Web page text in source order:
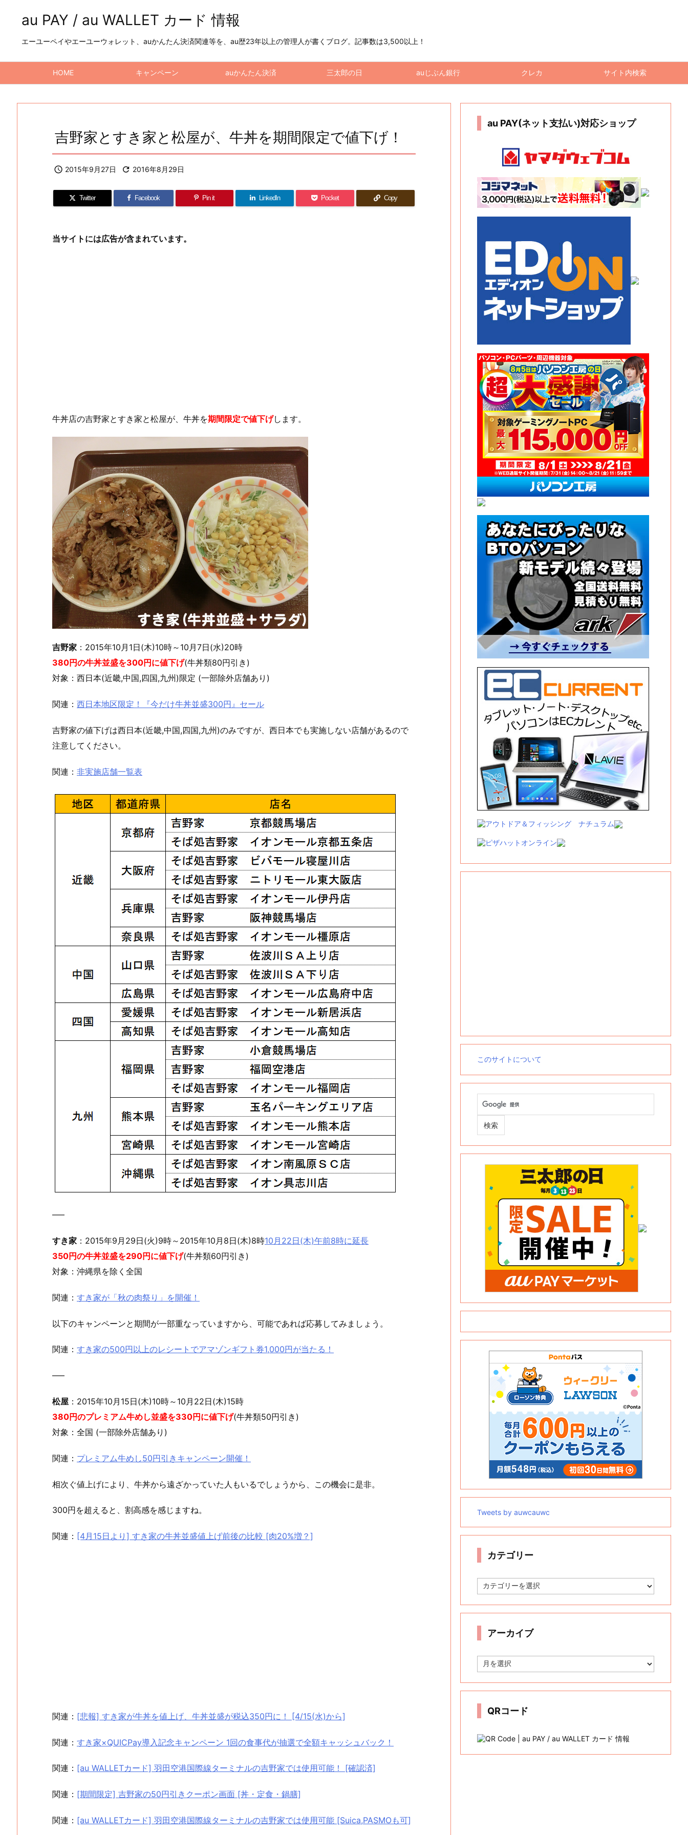
au PAY / au WALLET カード 情報
エーユーペイやエーユーウォレット、auかんたん決済関連等を、au歴23年以上の管理人が書くブログ。記事数は3,500以上！
HOME キャンペーン auかんたん決済 三太郎の日 auじぶん銀行 クレカ サイト内検索
吉野家とすき家と松屋が、牛丼を期間限定で値下げ！
 2015年9月27日  2016年8月29日
Twitter Facebook Pin it LinkedIn Pocket Copy
当サイトには広告が含まれています。
牛丼店の吉野家とすき家と松屋が、牛丼を期間限定で値下げします。
吉野家 ：2015年10月1日(木)10時～10月7日(水)20時
380円の牛丼並盛を300円に値下げ(牛丼類80円引き)
対象：西日本(近畿,中国,四国,九州)限定 (一部除外店舗あり)
関連： 西日本地区限定！『今だけ牛丼並盛300円』セール
吉野家の値下げは西日本(近畿,中国,四国,九州)のみですが、西日本でも実施しない店舗があるので
注意してください。
関連： 非実施店舗一覧表
—–
すき家 ：2015年9月29日(火)9時～ 2015年10月8日(木)8時10月22日(木)午前8時に延長
350円の牛丼並盛を290円に値下げ(牛丼類60円引き)
対象：沖縄県を除く全国
関連： すき家が「秋の肉祭り」を開催！
以下のキャンペーンと期間が一部重なっていますから、可能であれば応募してみましょう。
関連： すき家の500円以上のレシートでアマゾンギフト券1,000円が当たる！
—–
松屋 ：2015年10月15日(木)10時～10月22日(木)15時
380円のプレミアム牛めし並盛を330円に値下げ(牛丼類50円引き)
対象：全国 (一部除外店舗あり)
関連： プレミアム牛めし50円引きキャンペーン開催！
相次ぐ値上げにより、牛丼から遠ざかっていた人もいるでしょうから、この機会に是非。
300円を超えると、割高感を感じますね。
関連： [4月15日より] すき家の牛丼並盛値上げ前後の比較 [肉20%増？]
関連： [悲報] すき家が牛丼を値上げ、牛丼並盛が税込350円に！ [4/15(水)から]
関連： すき家×QUICPay導入記念キャンペーン 1回の食事代が抽選で全額キャッシュバック！
関連： [au WALLETカード] 羽田空港国際線ターミナルの吉野家では使用可能！ [確認済]
関連： [期間限定] 吉野家の50円引きクーポン画面 [丼・定食・鍋膳]
関連： [au WALLETカード] 羽田空港国際線ターミナルの吉野家では使用可能 [Suica,PASMOも可]
au PAY(ネット支払い)対応ショップ
このサイトについて
Tweets by auwcauwc
カテゴリー
テ
リ
アーカイブ
ー
イ
QRコード